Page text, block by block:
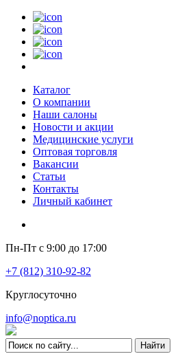
Каталог
О компании
Наши салоны
Новости и акции
Медицинские услуги
Оптовая торговля
Вакансии
Статьи
Контакты
Личный кабинет
Пн-Пт с 9:00 до 17:00
+7 (812) 310-92-82
Круглосуточно
info@noptica.ru